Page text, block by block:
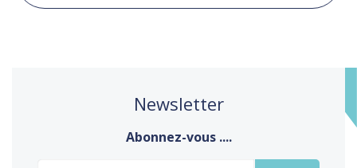
Newsletter
Abonnez-vous ....